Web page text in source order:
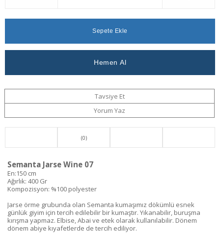
Ver
Tavsiye Et
Yorum Yaz
(0)
Semanta Jarse Wine 07
En:150 cm
Ağırlık: 400 Gr
Kompozisyon: %100 polyester
Jarse örme grubunda olan Semanta kumaşımız dökümlü esnek
günlük giyim için tercih edilebilir bir kumaştır. Yıkanabilir, buruşma
kırışma yapmaz. Elbise, Abai ve etek olarak kullanılabilir. Dönem
dönem abiye kıyafetlerde de tercih ediliyor.